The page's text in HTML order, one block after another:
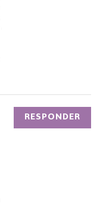
RESPONDER